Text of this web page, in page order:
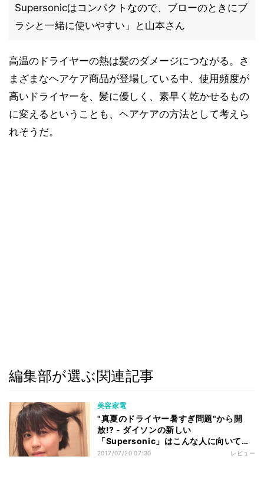
Supersonicはコンパクトなので、ブローのときにブ
ラシと一緒に使いやすい」と山本さん
高温のドライヤーの熱は髪のダメージにつながる。さ
まざまなヘアケア商品が登場している中、使用頻度が
高いドライヤーを、髪に優しく、素早く乾かせるもの
に変えるということも、ヘアケアの方法として考えら
れそうだ。
編集部が選ぶ関連記事
美容家電
"真夏のドライヤー暑すぎ問題"から開
放!? - ダイソンの新しい
「Supersonic」はこんな人に向いてい
る
2017/07/20 07:30 レビュー